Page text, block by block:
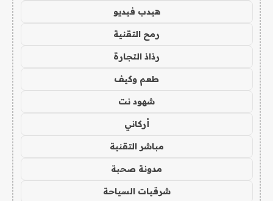
هيدب فيديو
رمح التقنية
رذاذ التجارة
طعم وكيف
شهود نت
أركاني
مباشر التقنية
مدونة صحبة
شرقيات السياحة